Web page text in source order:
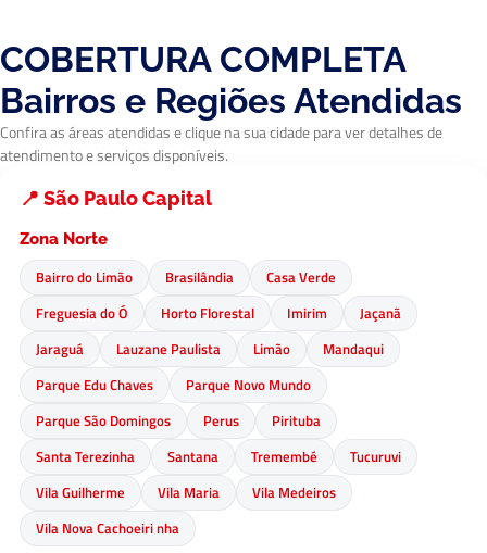
COBERTURA COMPLETA
Bairros e Regiões Atendidas
Confira as áreas atendidas e clique na sua cidade para ver detalhes de
atendimento e serviços disponíveis.
📍 São Paulo Capital
Zona Norte
Bairro do Limão Brasilândia
Casa Verde
Freguesia do Ó
Horto Florestal Imirim
Jaçanã
Jaraguá
Lauzane Paulista Limão
Mandaqui
Parque Edu Chaves
Parque Novo Mundo
Parque São Domingos
Perus
Pirituba
Santa Terezinha
Santana Tremembé
Tucuruvi
Vila Guilherme
Vila Maria
Vila Medeiros
Vila Nova Cachoeiri nha